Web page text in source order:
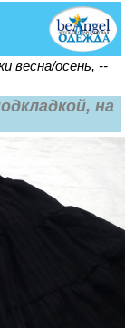
весна/осень, --
на